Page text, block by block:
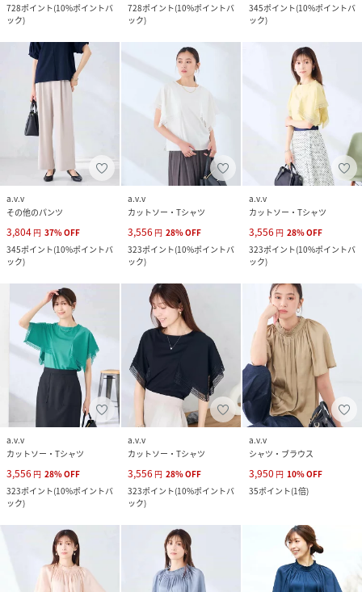
728ポイント(10%ポイントバ
ック)
728ポイント(10%ポイントバ
ック)
345ポイント(10%ポイントバ
ック)
a.v.v
その他のパンツ
3,804 円 37%OFF
345ポイント(10%ポイントバ
ック)
a.v.v
カットソー・Tシャツ
3,556 円 28%OFF
323ポイント(10%ポイントバ
ック)
a.v.v
カットソー・Tシャツ
3,556 円 28%OFF
323ポイント(10%ポイントバ
ック)
a.v.v
カットソー・Tシャツ
3,556 円 28%OFF
323ポイント(10%ポイントバ
ック)
a.v.v
カットソー・Tシャツ
3,556 円 28%OFF
323ポイント(10%ポイントバ
ック)
a.v.v
シャツ・ブラウス
3,950 円 10%OFF
35ポイント(1倍)